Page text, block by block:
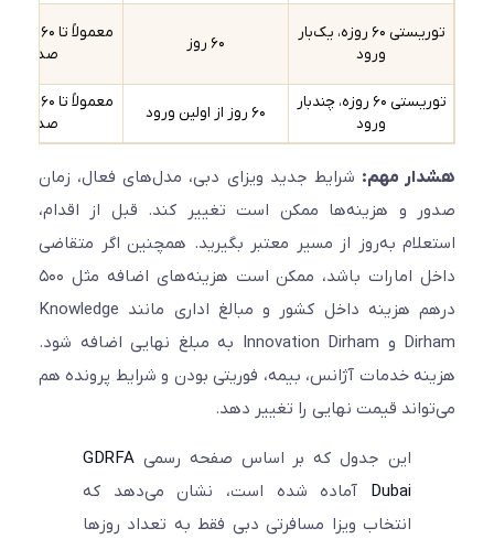
توریستی ۶۰ روزه، یک‌بار
معمولاً تا ۶۰ روز از تاریخ
توریستی ۶۰ روزه، چندبار
۶۰ روز از اولین ورود
معمولاً تا ۶۰ روز از تاریخ
مهم:شرایط جدید ویزای دبی، مدل‌های فعال، زمان
و هزینه‌ها ممکن است تغییر کند. قبل از اقدام،
به‌روز از مسیر معتبر بگیرید. همچنین اگر متقاضی
داخل امارات باشد، ممکن است هزینه‌های اضافه مثل ۵۰۰
درهم هزینه داخل کشور و مبالغ اداری مانند Knowledge
Dirham و Innovation Dirham به مبلغ نهایی اضافه شود.
خدمات آژانس، بیمه، فوریتی بودن و شرایط پرونده هم
قیمت نهایی را تغییر دهد.
این جدول که بر اساس صفحه رسمیGDRFA
آماده شده است، نشان می‌دهد که
انتخاب ویزا مسافرتی دبی فقط به تعداد روزها